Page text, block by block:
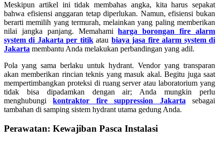
Meskipun artikel ini tidak membahas angka, kita harus sepakat
bahwa efisiensi anggaran tetap diperlukan. Namun, efisiensi bukan
berarti memilih yang termurah, melainkan yang paling memberikan
nilai jangka panjang. Memahamiharga borongan fire alarm
system di Jakarta per titikatau biaya jasa fire alarm system di
Jakarta membantu Anda melakukan perbandingan yang adil.
Pola yang sama berlaku untuk hydrant. Vendor yang transparan
akan memberikan rincian teknis yang masuk akal. Begitu juga saat
mempertimbangkan proteksi di ruang server atau laboratorium yang
tidak bisa dipadamkan dengan air; Anda mungkin perlu
menghubungikontraktor fire suppression Jakarta sebagai
tambahan di samping sistem hydrant utama gedung Anda.
Perawatan: Kewajiban Pasca Instalasi